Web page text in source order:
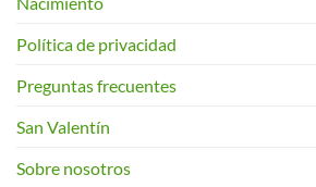
Política de privacidad
Preguntas frecuentes
San Valentín
Sobre nosotros